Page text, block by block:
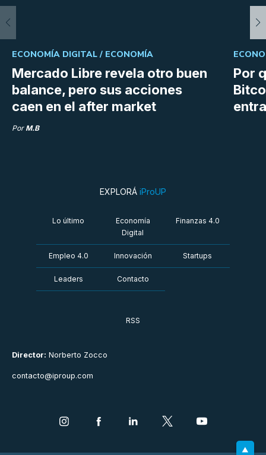
Mercado Libre revela otro buen
balance, pero sus acciones
caen en el after market
ECONOMÍA DIGITAL / ECONOMÍA
Por M.B
Por
Director: Norberto Zocco
contacto@iproup.com
EXPLORÁ iProUP
Lo último
Economía
Digital
Finanzas 4.0
Empleo 4.0 Innovación Startups
Leaders Contacto
RSS